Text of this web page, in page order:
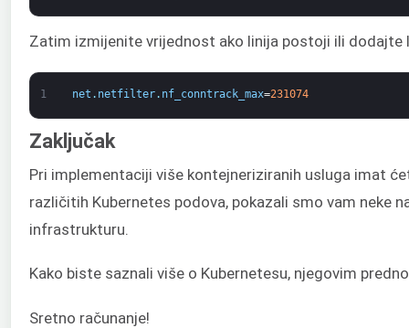
Zatim izmijenite vrijednost ako linija postoji ili dodajte
1 net . netfilter. nf_conntrack_max=231074
Zaključak
Pri implementaciji više kontejneriziranih usluga imat
različitih Kubernetes podova, pokazali smo vam neke
infrastrukturu.
Kako biste saznali više o Kubernetesu, njegovim
Sretno računanje!